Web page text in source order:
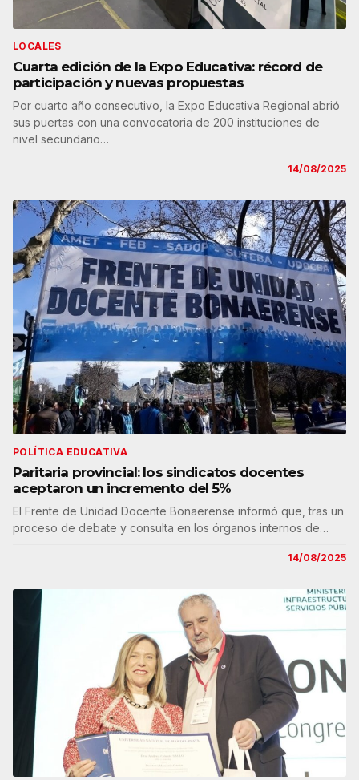
LOCALES
Cuarta edición de la Expo Educativa: récord de
participación y nuevas propuestas
Por cuarto año consecutivo, la Expo Educativa Regional abrió
sus puertas con una convocatoria de 200 instituciones de
nivel secundario…
14/08/2025
POLÍTICA EDUCATIVA
Paritaria provincial: los sindicatos docentes
aceptaron un incremento del 5%
El Frente de Unidad Docente Bonaerense informó que, tras un
proceso de debate y consulta en los órganos internos de…
14/08/2025